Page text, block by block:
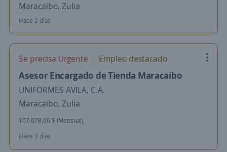
Maracaibo, Zulia
Hace 2 días
Se precisa Urgente Empleo destacado
Asesor Encargado de Tienda Maracaibo
UNIFORMES AVILA, C.A.
Maracaibo, Zulia
107.078,00 $ (Mensual)
Hace 3 días